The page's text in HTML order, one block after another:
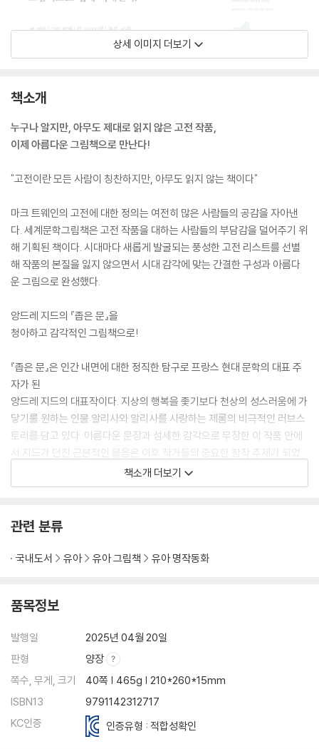
상세 이미지 더보기
책소개
누구나 알지만, 아무도 제대로 읽지 않은 고전 작품,
이제 아름다운 그림책으로 만난다!
"고전이란 모든 사람이 칭찬하지만, 아무도 읽지 않는 책이다"
마크 트웨인의 고전에 대한 정의는 여전히 많은 사람들의 공감을 자아낸
다. 세계문학그림책은 고전 작품을 대하는 사람들의 부담감을 덜어주기 위
해 기획된 책이다. 시대마다 새롭게 발굴되는 풍성한 고전 리스트를 선별
해 작품의 본질을 잃지 않으면서 시대 감각에 맞는 간결한 구성과 아름다
운 그림으로 완성했다.
앙드레 지드의 『좁은 문』을
청아하고 감각적인 그림책으로!
『좁은 문』은 인간 내면에 대한 정직한 탐구로 프랑스 현대 문학의 대표 주
자가 된
앙드레 지드의 대표작이다. 지상의 행복을 좇기보다 천상의 성스러움에 가
닿기를 원하는 인물 알리사와 알리사를 사랑하는 제롬의 비극적인 러브스
토리를 담고 있다. 아름다운 문장과 섬세한 감각으로 무장한 이 작품 안에
서 지드가 던진 근본적인 물음은 이후 작가들의 중요한 창작 주제가 되었
다고 평가받는다. 난해하고 지루할 것 같은 부담감에 선뜻 도전하지 못했
던 고전의 장벽을 훌쩍 뛰어넘어 위대한 작가 앙드레 지드의 대표작을 만
책소개 더보기
관련 분류
국내도서 유아 유아 그림책 유아 명작동화
품목정보
발행일
2025년 04월 20일
판형
양장
쪽수, 무게, 크기
40쪽 | 465g | 210*260*15mm
ISBN13
9791142312717
KC인증
인증유형 : 적합성확인